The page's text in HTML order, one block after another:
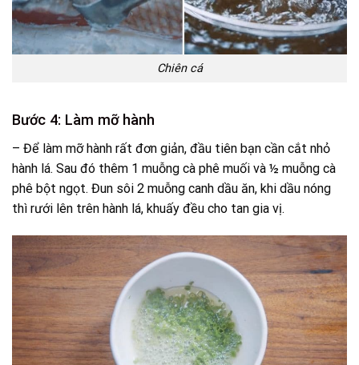
Chiên cá
Bước 4: Làm mỡ hành
– Để làm mỡ hành rất đơn giản, đầu tiên bạn cần cắt nhỏ
hành lá. Sau đó thêm 1 muỗng cà phê muối và ½ muỗng cà
phê bột ngọt. Đun sôi 2 muỗng canh dầu ăn, khi dầu nóng
thì rưới lên trên hành lá, khuấy đều cho tan gia vị.